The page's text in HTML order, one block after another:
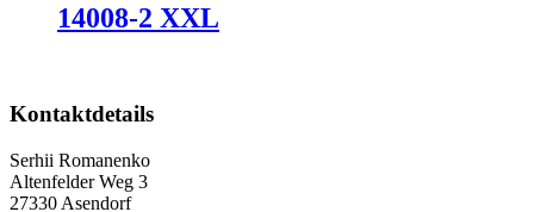
14008-2 XXL
Kontaktdetails
Serhii Romanenko
Altenfelder Weg 3
27330 Asendorf